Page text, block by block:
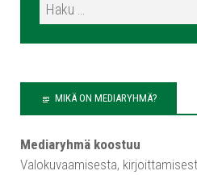
MIKÄ ON MEDIARYHMÄ?
Mediaryhmä koostuu
Valokuvaamisesta,